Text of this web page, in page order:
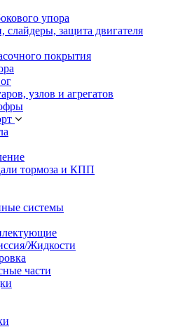
упора
слайдеры, защита двигателя
покрытия
узлов и агрегатов
тормоза и КПП
системы
Жидкости
части